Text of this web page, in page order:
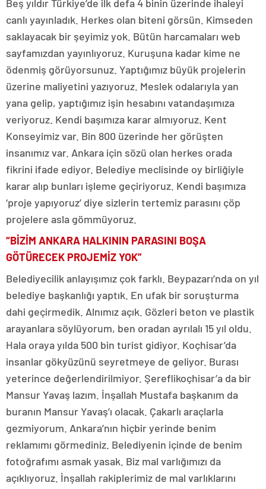
Beş yıldır Türkiye’de ilk defa 4 binin üzerinde ihaleyi
canlı yayınladık. Herkes olan biteni görsün. Kimseden
saklayacak bir şeyimiz yok. Bütün harcamaları web
sayfamızdan yayınlıyoruz. Kuruşuna kadar kime ne
ödenmiş görüyorsunuz. Yaptığımız büyük projelerin
üzerine maliyetini yazıyoruz. Meslek odalarıyla yan
yana gelip, yaptığımız işin hesabını vatandaşımıza
veriyoruz. Kendi başımıza karar almıyoruz. Kent
Konseyimiz var. Bin 800 üzerinde her görüşten
insanımız var. Ankara için sözü olan herkes orada
fikrini ifade ediyor. Belediye meclisinde oy birliğiyle
karar alıp bunları işleme geçiriyoruz. Kendi başımıza
‘proje yapıyoruz’ diye sizlerin tertemiz parasını çöp
projelere asla gömmüyoruz.
“BİZİM ANKARA HALKININ PARASINI BOŞA
GÖTÜRECEK PROJEMİZ YOK”
Belediyecilik anlayışımız çok farklı. Beypazarı’nda on yıl
belediye başkanlığı yaptık. En ufak bir soruşturma
dahi geçirmedik. Alnımız açık. Gözleri beton ve plastik
arayanlara söylüyorum, ben oradan ayrılalı 15 yıl oldu.
Hala oraya yılda 500 bin turist gidiyor. Koçhisar’da
insanlar gökyüzünü seyretmeye de geliyor. Burası
yeterince değerlendirilmiyor. Şereflikoçhisar’a da bir
Mansur Yavaş lazım. İnşallah Mustafa başkanım da
buranın Mansur Yavaş’ı olacak. Çakarlı araçlarla
gezmiyorum. Ankara’nın hiçbir yerinde benim
reklamımı görmediniz. Belediyenin içinde de benim
fotoğrafımı asmak yasak. Biz mal varlığımızı da
açıklıyoruz. İnşallah rakiplerimiz de mal varlıklarını